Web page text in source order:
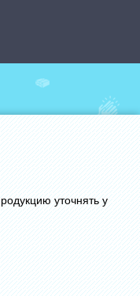
уточнять у